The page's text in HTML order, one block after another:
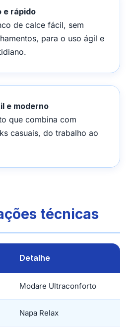
e rápido
de calce fácil, sem
para o uso ágil e
e moderno
que combina com
casuais, do trabalho ao
técnicas
Detalhe
Modare Ultraconforto
Napa Relax